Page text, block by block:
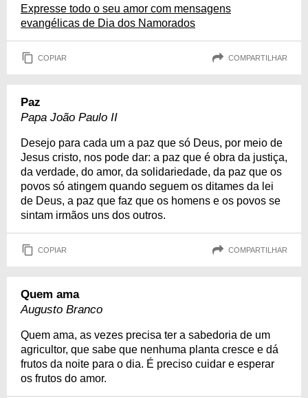
Expresse todo o seu amor com mensagens
evangélicas de Dia dos Namorados
COPIAR COMPARTILHAR
Paz
Papa João Paulo II
Desejo para cada um a paz que só Deus, por meio de
Jesus cristo, nos pode dar: a paz que é obra da justiça,
da verdade, do amor, da solidariedade, da paz que os
povos só atingem quando seguem os ditames da lei
de Deus, a paz que faz que os homens e os povos se
sintam irmãos uns dos outros.
COPIAR COMPARTILHAR
Quem ama
Augusto Branco
Quem ama, as vezes precisa ter a sabedoria de um
agricultor, que sabe que nenhuma planta cresce e dá
frutos da noite para o dia. É preciso cuidar e esperar
os frutos do amor.